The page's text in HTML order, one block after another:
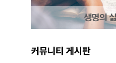
커뮤니티 게시판